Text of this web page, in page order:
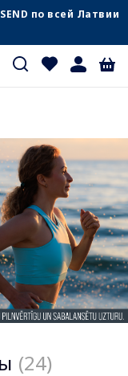
по всей Латвии
(24)